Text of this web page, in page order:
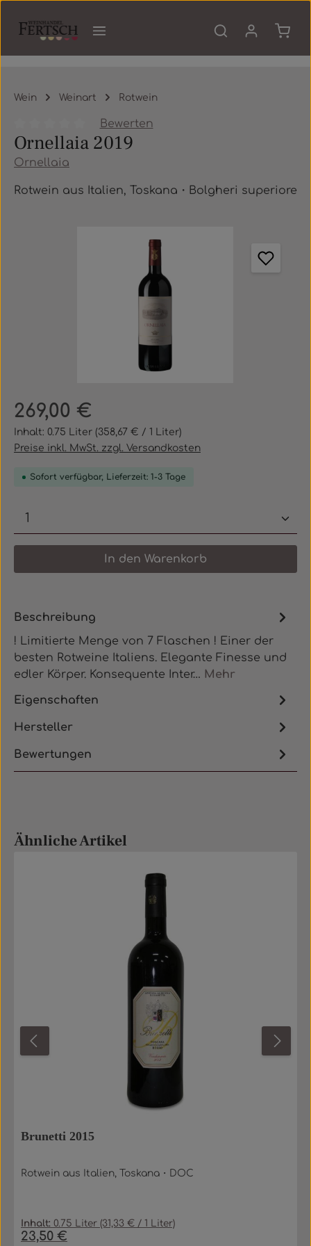
Wein Weinart Rotwein
Durchschnittliche Bewertung von 0 von 5 Sternen
Bewerten
Ornellaia 2019
Ornellaia
Rotwein aus Italien, Toskana・Bolgheri superiore
Regulärer Preis:
269,00 €
Inhalt: 0.75 Liter (358,67 € / 1 Liter)
Preise inkl. MwSt. zzgl. Versandkosten
Sofort verfügbar, Lieferzeit: 1-3 Tage
Produkt Anzahl: Gib den
In den Warenkorb
Beschreibung
! Limitierte Menge von 7 Flaschen ! Einer der
besten Rotweine Italiens. Elegante Finesse und
edler Körper. Konsequente Inter… Mehr
Eigenschaften
Hersteller
Bewertungen
Produktgalerie überspringen
Ähnliche Artikel
Brunetti 2015
Rotwein aus Italien, Toskana・DOC
Inhalt:0.75 Liter (31,33 € / 1 Liter)
Regulärer Preis:
23,50 €